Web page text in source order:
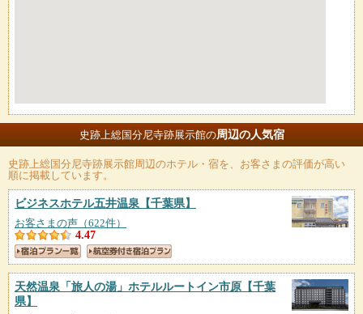
史跡上総国分尼寺跡展示館の周辺の人気宿
史跡上総国分尼寺跡展示館周辺のホテル・宿を、お客さまの評価が高い
順に掲載しています。
ビジネスホテル五井温泉 【千葉県】
お客さまの声（622件）
4.47
天然温泉「旅人の湯」ホテルルートイン市原 【千葉
県】